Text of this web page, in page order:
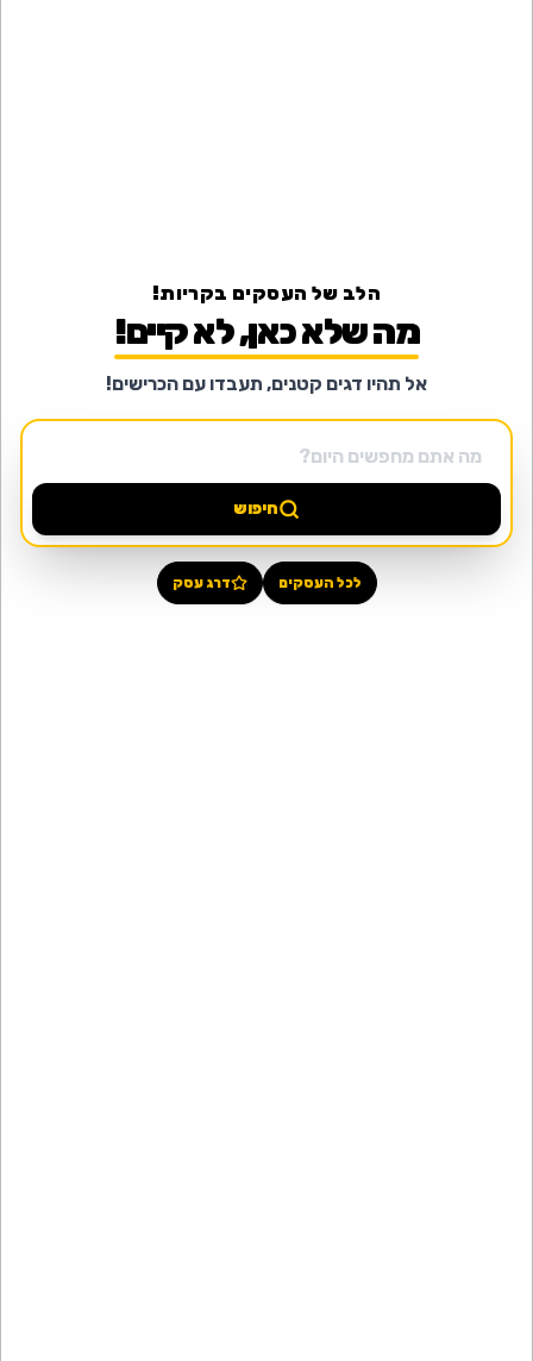
הלב של העסקים בקריות!
מה שלא כאן, לא קיים!
אל תהיו דגים קטנים, תעבדו עם הכרישים!
חיפוש
לכל העסקים דרג עסק